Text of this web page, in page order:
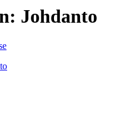
Johdanto